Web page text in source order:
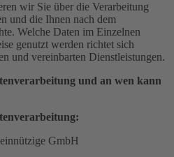
wir Sie über die Verarbeitung
und die Ihnen nach dem
Welche Daten im Einzelnen
genutzt werden richtet sich
und vereinbarten Dienstleistungen.
und an wen kann
GmbH